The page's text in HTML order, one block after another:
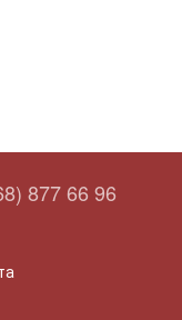
877 66 96